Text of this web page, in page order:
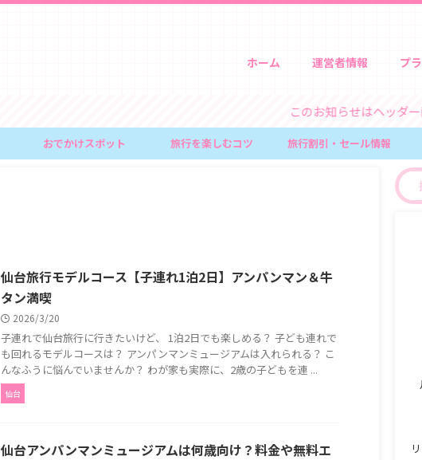
ホーム 運営者情報 プ
このお知らせはヘッダー画像エ
おでかけスポット 旅行を楽しむコツ 旅行割引・セール情報
仙台旅行モデルコース【子連れ1泊2日】アンパンマン＆牛
タン満喫
2026/3/20
子連れで仙台旅行に行きたいけど、 1泊2日でも楽しめる？ 子ども連れで
も回れるモデルコースは？ アンパンマンミュージアムは入れられる？ こ
んなふうに悩んでいませんか？ わが家も実際に、2歳の子どもを連 ...
仙台
仙台アンパンマンミュージアムは何歳向け？料金や無料エ